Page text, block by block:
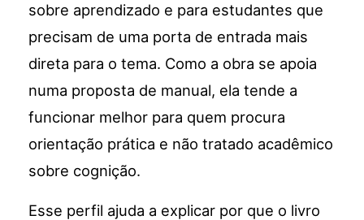
sobre aprendizado e para estudantes que
precisam de uma porta de entrada mais
direta para o tema. Como a obra se apoia
numa proposta de manual, ela tende a
funcionar melhor para quem procura
orientação prática e não tratado acadêmico
sobre cognição.
Esse perfil ajuda a explicar por que o livro